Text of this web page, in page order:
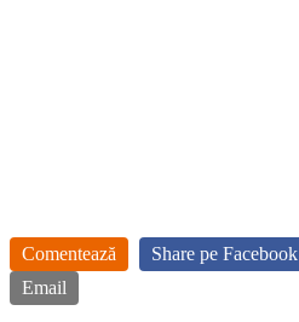
Comentează Share pe Facebook
Email